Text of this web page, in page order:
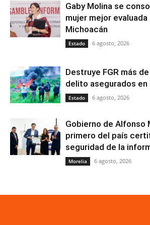
Gaby Molina se
mujer mejor
Michoacán
Estado 6 agosto, 2026
Destruye FGR más
delito asegurados en
Estado 6 agosto, 2026
Gobierno de Alfonso
primero del país
seguridad de la
Morelia 6 agosto, 2026